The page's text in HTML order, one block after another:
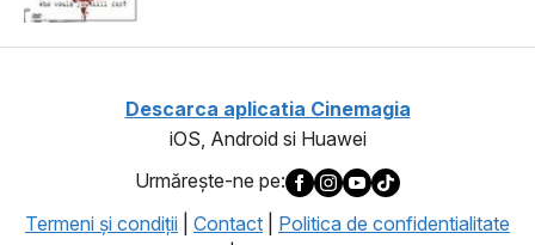
Descarca aplicatia Cinemagia
iOS, Android si Huawei
Urmăreşte-ne pe:
Termeni şi condiţii
Contact
Politica de confidentialitate